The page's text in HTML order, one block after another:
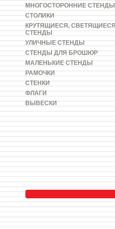
МНОГОСТОРОННИЕ СТЕНДЫ
СТОЛИКИ
КРУТЯЩИЕСЯ, СВЕТЯЩИЕСЯ
СТЕНДЫ
УЛИЧНЫЕ СТЕНДЫ
СТЕНДЫ ДЛЯ БРОШЮР
МАЛЕНЬКИЕ СТЕНДЫ
РАМОЧКИ
СТЕНКИ
ФЛАГИ
ВЫВЕСКИ